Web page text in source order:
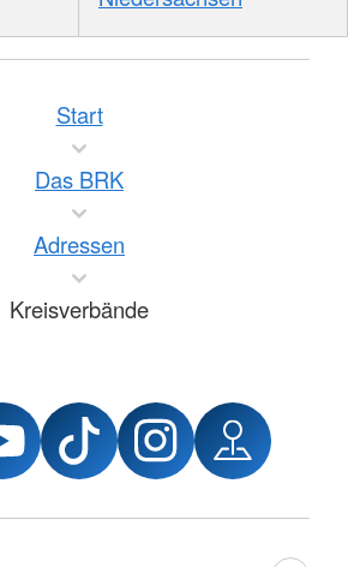
Start
Das BRK
Adressen
Kreisverbände